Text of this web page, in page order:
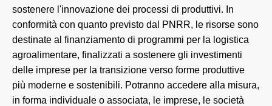
sostenere l'innovazione dei processi di produttivi. In
conformità con quanto previsto dal PNRR, le risorse sono
destinate al finanziamento di programmi per la logistica
agroalimentare, finalizzati a sostenere gli investimenti
delle imprese per la transizione verso forme produttive
più moderne e sostenibili. Potranno accedere alla misura,
in forma individuale o associata, le imprese, le società